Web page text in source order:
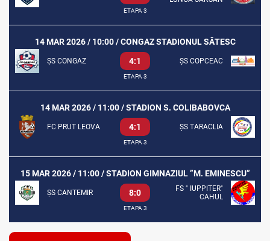
ETAPA 3
14 MAR 2026 / 10:00 / CONGAZ STADIONUL SĂTESC
ȘS CONGAZ 4:1 ȘS COPCEAC
ETAPA 3
14 MAR 2026 / 11:00 / STADION S. COLIBABOVCA
FC PRUT LEOVA 4:1 ȘS TARACLIA
ETAPA 3
15 MAR 2026 / 11:00 / STADION GIMNAZIUL ”M. EMINESCU”
ȘS CANTEMIR 8:0
FS " IUPPITER"
CAHUL
ETAPA 3